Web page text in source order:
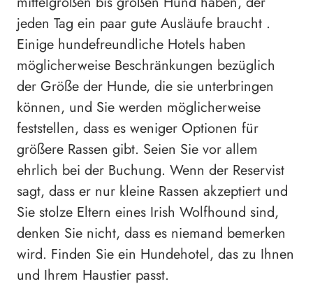
jeden Tag ein paar gute Ausläufe braucht .
Einige hundefreundliche Hotels haben
möglicherweise Beschränkungen bezüglich
der Größe der Hunde, die sie unterbringen
können, und Sie werden möglicherweise
feststellen, dass es weniger Optionen für
größere Rassen gibt. Seien Sie vor allem
ehrlich bei der Buchung. Wenn der Reservist
sagt, dass er nur kleine Rassen akzeptiert und
Sie stolze Eltern eines Irish Wolfhound sind,
denken Sie nicht, dass es niemand bemerken
wird. Finden Sie ein Hundehotel, das zu Ihnen
und Ihrem Haustier passt.